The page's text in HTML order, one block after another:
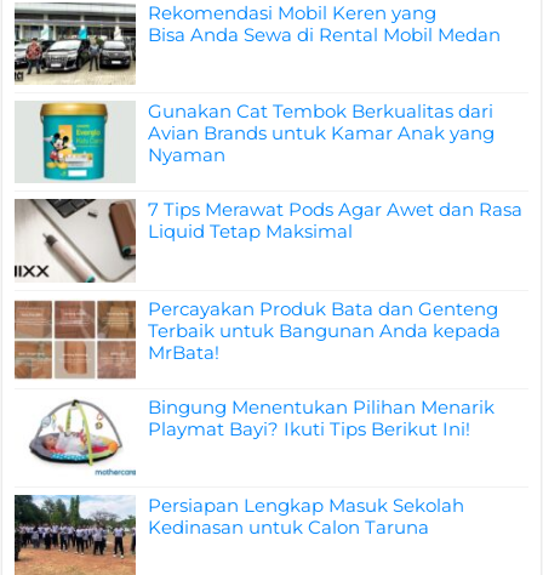
Rekomendasi Mobil Keren yang
Bisa Anda Sewa di Rental Mobil Medan
Gunakan Cat Tembok Berkualitas dari
Avian Brands untuk Kamar Anak yang
Nyaman
7 Tips Merawat Pods Agar Awet dan Rasa
Liquid Tetap Maksimal
Percayakan Produk Bata dan Genteng
Terbaik untuk Bangunan Anda kepada
MrBata!
Bingung Menentukan Pilihan Menarik
Playmat Bayi? Ikuti Tips Berikut Ini!
Persiapan Lengkap Masuk Sekolah
Kedinasan untuk Calon Taruna